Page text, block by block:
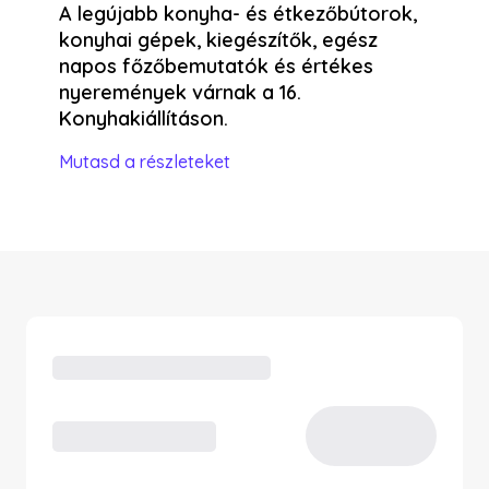
A legújabb konyha- és étkezőbútorok,
konyhai gépek, kiegészítők, egész
napos főzőbemutatók és értékes
nyeremények várnak a 16.
Konyhakiállításon.
Mutasd a részleteket